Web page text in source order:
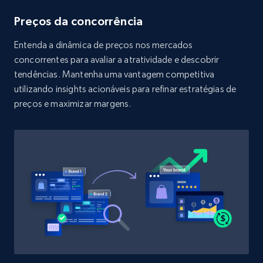
price, Currency, Sold, and more.
1.6K+ 181+ Comece agora
URL, Product id, Title, Product description,
Rating, Reviews count, Initial price, Discount,
and more.
1.3K+ 176+ Comece agora
Preços da concorrência
Entenda a dinâmica de preços nos mercados
concorrentes para avaliar a atratividade e descobrir
tendências. Mantenha uma vantagem competitiva
utilizando insights acionáveis para refinar estratégias de
preços e maximizar margens.